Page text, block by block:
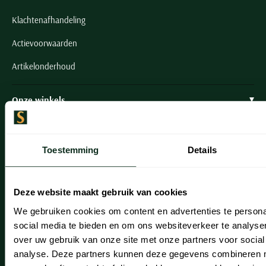
Toestemming Details
Deze website maakt gebruik van cookies
We gebruiken cookies om content en advertenties te
social media te bieden en om ons websiteverkeer te
over uw gebruik van onze site met onze partners voor
analyse. Deze partners kunnen deze gegevens combineren
Klachtenafhandeling
Actievoorwaarden
Artikelonderhoud
Onze winkels
Onze winkels
Heemstede
Leiderdorp
Noordwijk